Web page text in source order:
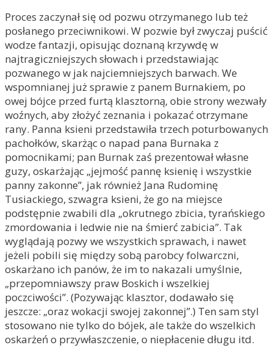
Proces zaczynał się od pozwu otrzymanego lub też
posłanego przeciwnikowi. W pozwie był zwyczaj puścić
wodze fantazji, opisując doznaną krzywdę w
najtragiczniejszych słowach i przedstawiając
pozwanego w jak najciemniejszych barwach. We
wspomnianej już sprawie z panem Burnakiem, po
owej bójce przed furtą klasztorną, obie strony wezwały
woźnych, aby złożyć zeznania i pokazać otrzymane
rany. Panna ksieni przedstawiła trzech poturbowanych
pachołków, skarżąc o napad pana Burnaka z
pomocnikami; pan Burnak zaś prezentował własne
guzy, oskarżając „jejmość pannę ksienię i wszystkie
panny zakonne”, jak również Jana Rudominę
Tusiackiego, szwagra ksieni, że go na miejsce
podstępnie zwabili dla „okrutnego zbicia, tyrańskiego
zmordowania i ledwie nie na śmierć zabicia”. Tak
wyglądają pozwy we wszystkich sprawach, i nawet
jeżeli pobili się między sobą parobcy folwarczni,
oskarżano ich panów, że im to nakazali umyślnie,
„przepomniawszy praw Boskich i wszelkiej
poczciwości”. (Pozywając klasztor, dodawało się
jeszcze: „oraz wokacji swojej zakonnej”.) Ten sam styl
stosowano nie tylko do bójek, ale także do wszelkich
oskarżeń o przywłaszczenie, o niepłacenie długu itd.